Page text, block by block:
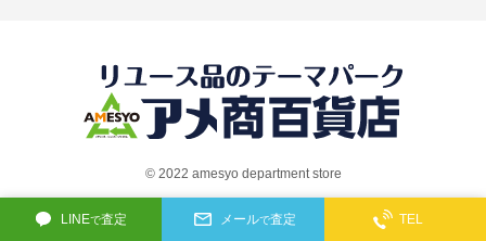
LINEで査定 メールで査定 TEL
©︎ 2022 amesyo department store